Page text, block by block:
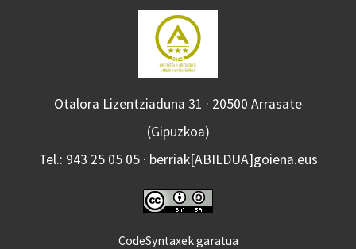
Otalora Lizentziaduna 31 · 20500 Arrasate
(Gipuzkoa)
Tel.: 943 25 05 05 · berriak[ABILDUA]goiena.eus
CodeSyntaxek garatua